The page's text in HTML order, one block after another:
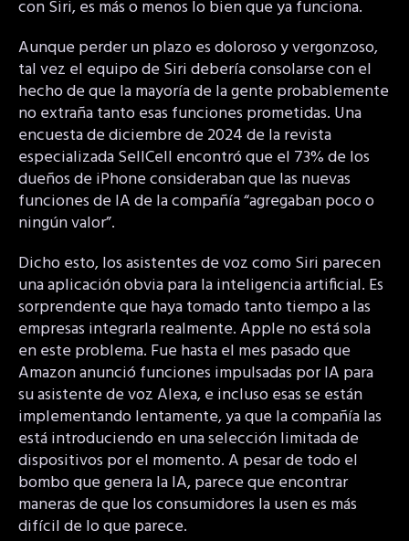
con Siri, es más o menos lo bien que ya funciona.
Aunque perder un plazo es doloroso y vergonzoso,
tal vez el equipo de Siri debería consolarse con el
hecho de que la mayoría de la gente probablemente
no extraña tanto esas funciones prometidas. Una
encuesta de diciembre de 2024 de la revista
especializada SellCell encontró que el 73% de los
dueños de iPhone consideraban que las nuevas
funciones de IA de la compañía “agregaban poco o
ningún valor”.
Dicho esto, los asistentes de voz como Siri parecen
una aplicación obvia para la inteligencia artificial. Es
sorprendente que haya tomado tanto tiempo a las
empresas integrarla realmente. Apple no está sola
en este problema. Fue hasta el mes pasado que
Amazon anunció funciones impulsadas por IA para
su asistente de voz Alexa, e incluso esas se están
implementando lentamente, ya que la compañía las
está introduciendo en una selección limitada de
dispositivos por el momento. A pesar de todo el
bombo que genera la IA, parece que encontrar
maneras de que los consumidores la usen es más
difícil de lo que parece.